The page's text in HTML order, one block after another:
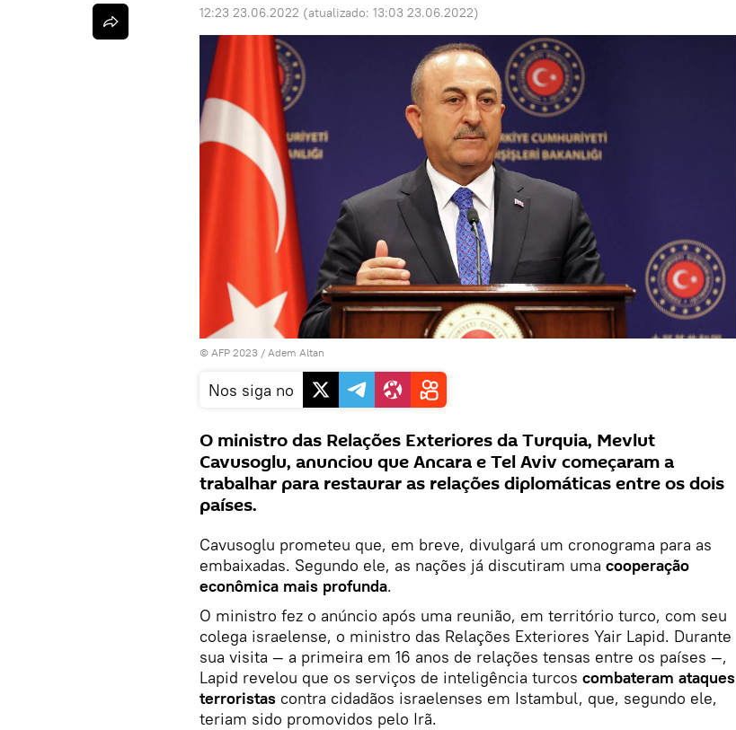
12:23 23.06.2022 (atualizado: 13:03 23.06.2022)
© AFP 2023 / Adem Altan
Nos siga no
O ministro das Relações Exteriores da Turquia, Mevlut
Cavusoglu, anunciou que Ancara e Tel Aviv começaram a
trabalhar para restaurar as relações diplomáticas entre os dois
países.
Cavusoglu prometeu que, em breve, divulgará um cronograma para as
embaixadas. Segundo ele, as nações já discutiram uma cooperação
econômica mais profunda.
O ministro fez o anúncio após uma reunião, em território turco, com seu
colega israelense, o ministro das Relações Exteriores Yair Lapid. Durante
sua visita — a primeira em 16 anos de relações tensas entre os países —,
Lapid revelou que os serviços de inteligência turcos combateram ataques
terroristas contra cidadãos israelenses em Istambul, que, segundo ele,
teriam sido promovidos pelo Irã.